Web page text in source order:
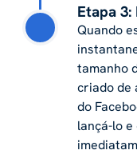
Etapa
Quando
tamanho
criado de
do
lançá-lo